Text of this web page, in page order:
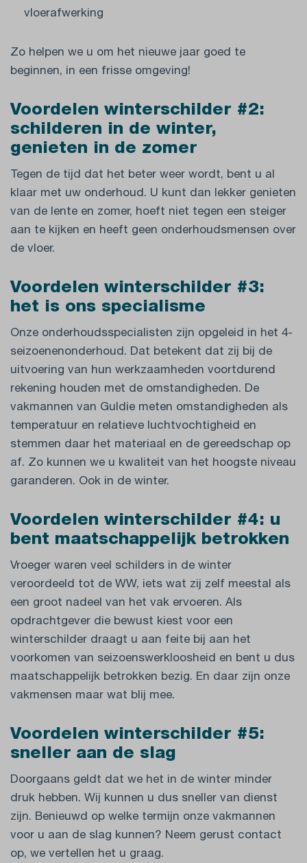
vloerafwerking
Zo helpen we u om het nieuwe jaar goed te
beginnen, in een frisse omgeving!
Voordelen winterschilder #2:
schilderen in de winter,
genieten in de zomer
Tegen de tijd dat het beter weer wordt, bent u al
klaar met uw onderhoud. U kunt dan lekker genieten
van de lente en zomer, hoeft niet tegen een steiger
aan te kijken en heeft geen onderhoudsmensen over
de vloer.
Voordelen winterschilder #3:
het is ons specialisme
Onze onderhoudsspecialisten zijn opgeleid in het 4-
seizoenenonderhoud. Dat betekent dat zij bij de
uitvoering van hun werkzaamheden voortdurend
rekening houden met de omstandigheden. De
vakmannen van Guldie meten omstandigheden als
temperatuur en relatieve luchtvochtigheid en
stemmen daar het materiaal en de gereedschap op
af. Zo kunnen we u kwaliteit van het hoogste niveau
garanderen. Ook in de winter.
Voordelen winterschilder #4: u
bent maatschappelijk betrokken
Vroeger waren veel schilders in de winter
veroordeeld tot de WW, iets wat zij zelf meestal als
een groot nadeel van het vak ervoeren. Als
opdrachtgever die bewust kiest voor een
winterschilder draagt u aan feite bij aan het
voorkomen van seizoenswerkloosheid en bent u dus
maatschappelijk betrokken bezig. En daar zijn onze
vakmensen maar wat blij mee.
Voordelen winterschilder #5:
sneller aan de slag
Doorgaans geldt dat we het in de winter minder
druk hebben. Wij kunnen u dus sneller van dienst
zijn. Benieuwd op welke termijn onze vakmannen
voor u aan de slag kunnen? Neem gerust contact
op, we vertellen het u graag.